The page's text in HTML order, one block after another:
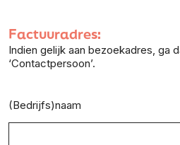
Factuuradres:
Indien gelijk aan bezoekadres, ga
‘Contactpersoon’.
(Bedrijfs)naam